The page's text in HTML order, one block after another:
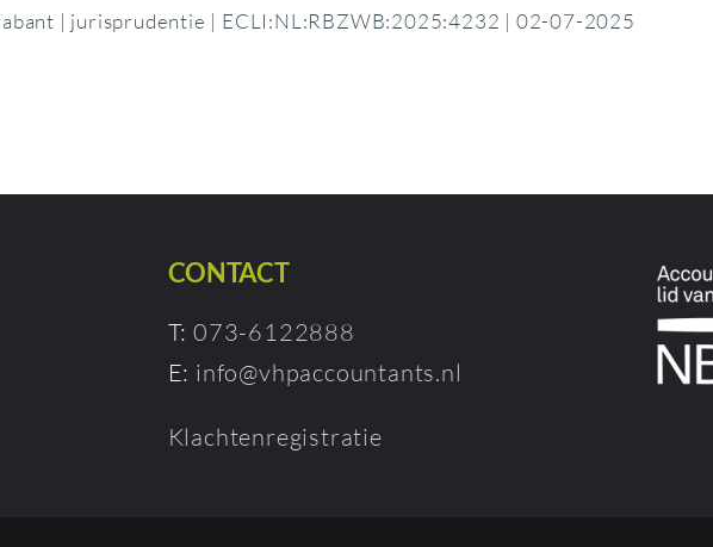
| jurisprudentie | ECLI:NL:RBZWB:2025:4232 | 02-07-2025
CONTACT
T:073-6122888
E: info@vhpaccountants.nl
Klachtenregistratie